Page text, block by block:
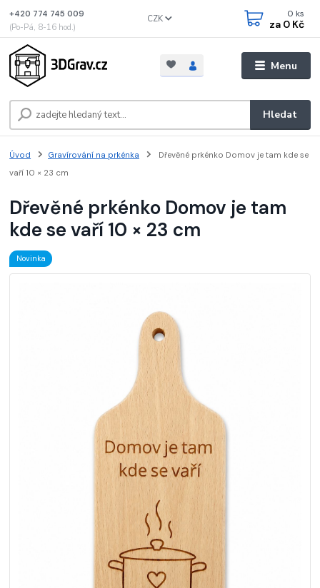
Menu
CZK
Hledat
+420 774 745 009
(Po-Pá, 8-16 hod.)
0 ks
za 0 Kč
Úvod Gravírování na prkénka
Dřevěné prkénko Domov je tam kde se
vaří 10 × 23 cm
Dřevěné prkénko Domov je tam
kde se vaří 10 × 23 cm
Novinka